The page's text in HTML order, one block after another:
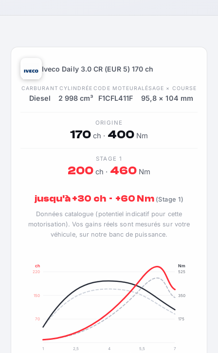
Iveco Daily 3.0 CR (EUR 5) 170 ch
CARBURANT
Diesel
CYLINDRÉE
2 998 cm³
CODE MOTEUR
F1CFL411F
ALÉSAGE × COURSE
95,8 × 104 mm
ORIGINE
170 ch · 400Nm
STAGE 1
200 ch · 460Nm
jusqu'à +30 ch · +60 Nm (Stage 1)
Données catalogue (potentiel indicatif pour cette
motorisation). Vos gains réels sont mesurés sur votre
véhicule, sur notre banc de puissance.
70
150
220
175
350
525
ch Nm
1 2,5 4 5,5
7